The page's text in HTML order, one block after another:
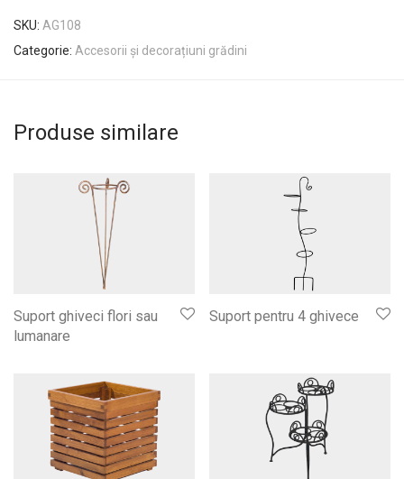
SKU: AG108
Categorie: Accesorii și decorațiuni grădini
Produse similare
Suport ghiveci flori sau
lumanare
Suport pentru 4 ghivece